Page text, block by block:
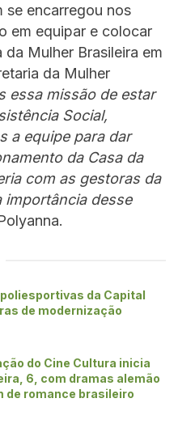
se encarregou nos
em equipar e colocar
Mulher Brasileira em
da Mulher
essa missão de estar
Social,
a equipe para dar
da Casa da
com as gestoras da
importância desse
da Capital
de modernização
do Cine Cultura inicia
6, com dramas alemão
de romance brasileiro